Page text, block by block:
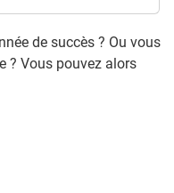
de succès ? Ou vous
? Vous pouvez alors